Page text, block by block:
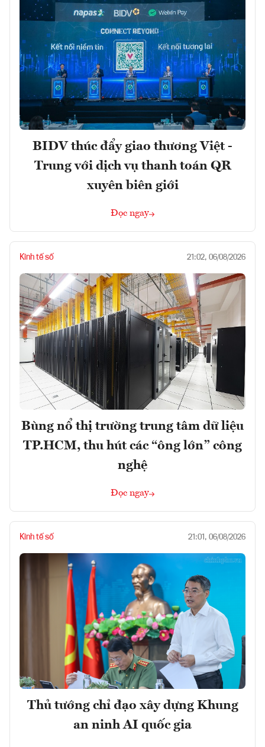
BIDV thúc đẩy giao thương Việt -
Trung với dịch vụ thanh toán QR
xuyên biên giới
Đọc ngay
Kinh tế số 21:02, 06/08/2026
Bùng nổ thị trường trung tâm dữ liệu
TP.HCM, thu hút các “ông lớn” công
nghệ
Đọc ngay
Kinh tế số 21:01, 06/08/2026
Thủ tướng chỉ đạo xây dựng Khung
an ninh AI quốc gia